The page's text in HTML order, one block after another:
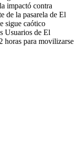
impactó contra
de la pasarela de El
sigue caótico
Usuarios de El
horas para movilizarse